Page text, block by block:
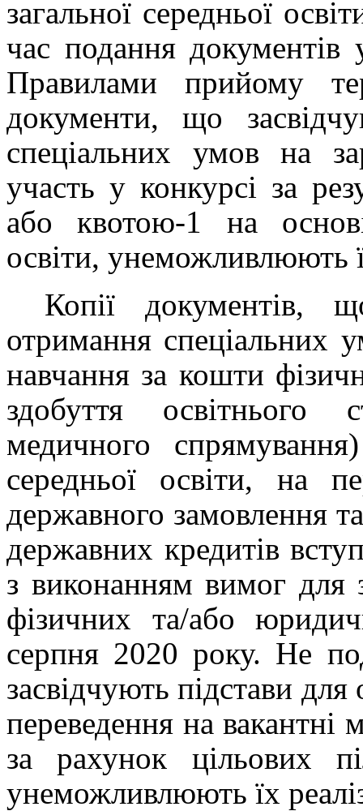
загальної середньої
час подання документів
Правилами прийому
документи, що
спеціальних умов на
участь у конкурсі за
або квотою-1 на
освіти, унеможливлюють
Копії документів,
отримання спеціальних
навчання за кошти
здобуття освітнього
медичного
середньої освіти, на
державного замовлення
державних кредитів
з виконанням вимог для
фізичних та/або
серпня 2020 року. Не
засвідчують підстави
переведення на вакантні
за рахунок цільових
унеможливлюють їх